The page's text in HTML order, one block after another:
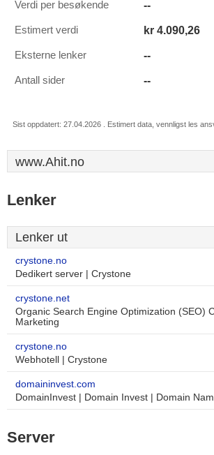
Verdi per besøkende --
Estimert verdi kr 4.090,26
Eksterne lenker --
Antall sider --
Sist oppdatert: 27.04.2026 . Estimert data, vennligst les
www.Ahit.no
Lenker
Lenker ut
crystone.no
Dedikert server | Crystone
crystone.net
Organic Search Engine Optimization (SEO)
Marketing
crystone.no
Webhotell | Crystone
domaininvest.com
DomainInvest | Domain Invest | Domain
Server